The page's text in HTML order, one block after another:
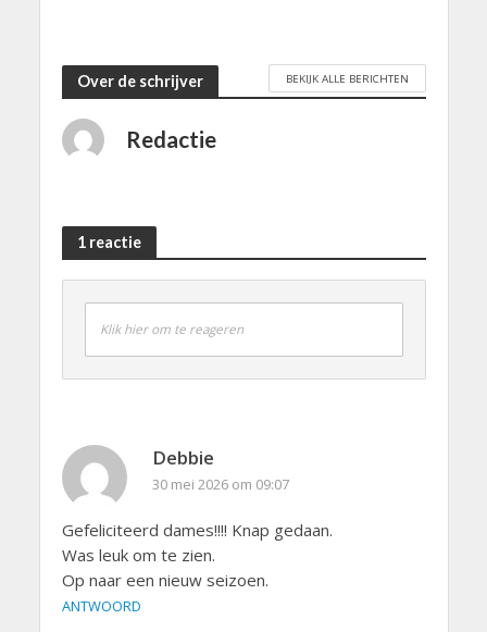
Over de schrijver BEKIJK ALLE BERICHTEN
Redactie
1 reactie
Klik hier om te reageren
Debbie
30 mei 2026 om 09:07
Gefeliciteerd dames!!!! Knap gedaan.
Was leuk om te zien.
Op naar een nieuw seizoen.
ANTWOORD